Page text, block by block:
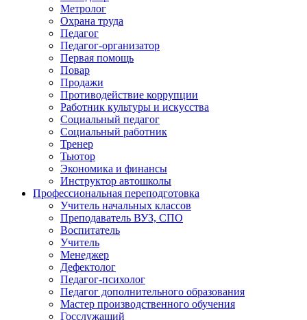
Метролог
Охрана труда
Педагог
Педагог-организатор
Первая помощь
Повар
Продажи
Противодействие коррупции
Работник культуры и искусства
Социальный педагог
Социальный работник
Тренер
Тьютор
Экономика и финансы
Инструктор автошколы
Профессиональная переподготовка
Учитель начальных классов
Преподаватель ВУЗ, СПО
Воспитатель
Учитель
Менеджер
Дефектолог
Педагог-психолог
Педагог дополнительного образования
Мастер производственного обучения
Госслужащий